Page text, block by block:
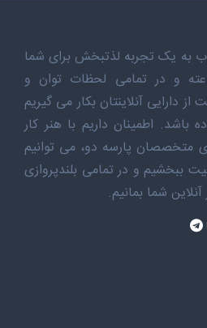
به یک تجربه لذتبخش برای شما
صورت ۲۴ ساعته و در تمامی لحظات توان و
دارایی آنلاینتان بکار می گیریم
باشد. اطمینان داریم با هنر کار
متخصصان پارسه دو، می توانیم
ببخشیم و در تمامی بلندپروازی
شما بمانیم.